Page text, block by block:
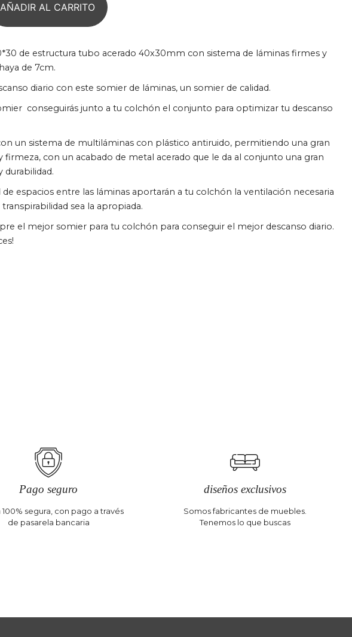
AÑADIR AL CARRITO
de estructura tubo acerado 40x30mm con sistema de láminas firmes y
de 7cm.
diario con este somier de láminas, un somier de calidad.
conseguirás junto a tu colchón el conjunto para optimizar tu descanso
un sistema de multiláminas con plástico antiruido, permitiendo una gran
firmeza, con un acabado de metal acerado que le da al conjunto una gran
durabilidad.
espacios entre las láminas aportarán a tu colchón la ventilación necesaria
transpirabilidad sea la apropiada.
el mejor somier para tu colchón para conseguir el mejor descanso diario.
Pago seguro
100% segura, con pago a través
de pasarela bancaria
diseños exclusivos
Somos fabricantes de muebles.
Tenemos lo que buscas